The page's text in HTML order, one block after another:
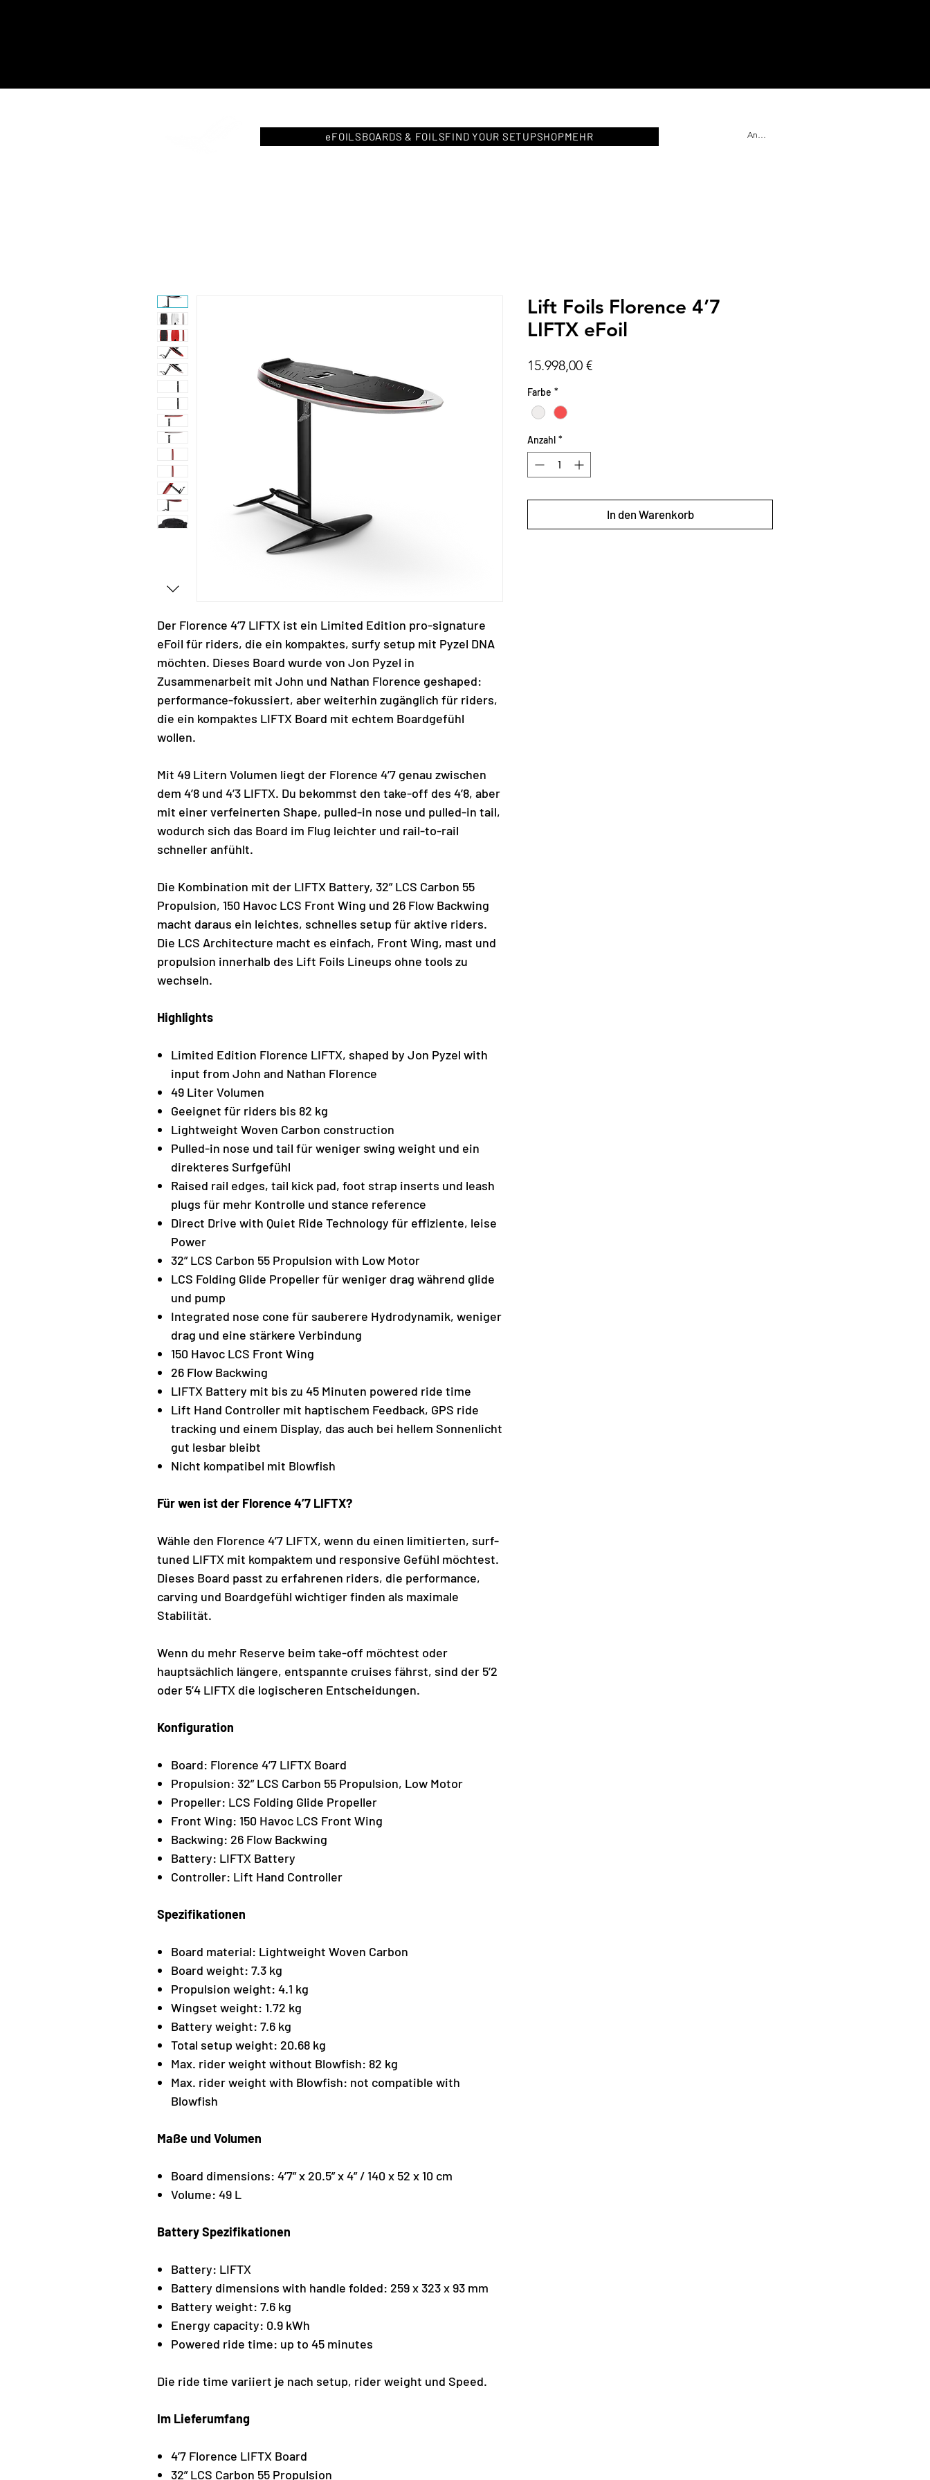
eFOILSBOARDS & FOILSFIND YOUR SETUPSHOPMEHR Anmelden
Der Florence 4’7 LIFTX ist ein Limited Edition pro-signature
eFoil für riders, die ein kompaktes, surfy setup mit Pyzel DNA
möchten. Dieses Board wurde von Jon Pyzel in
Zusammenarbeit mit John und Nathan Florence geshaped:
performance-fokussiert, aber weiterhin zugänglich für riders,
die ein kompaktes LIFTX Board mit echtem Boardgefühl
wollen.
Mit 49 Litern Volumen liegt der Florence 4’7 genau zwischen
dem 4’8 und 4’3 LIFTX. Du bekommst den take-off des 4’8, aber
mit einer verfeinerten Shape, pulled-in nose und pulled-in tail,
wodurch sich das Board im Flug leichter und rail-to-rail
schneller anfühlt.
Die Kombination mit der LIFTX Battery, 32” LCS Carbon 55
Propulsion, 150 Havoc LCS Front Wing und 26 Flow Backwing
macht daraus ein leichtes, schnelles setup für aktive riders.
Die LCS Architecture macht es einfach, Front Wing, mast und
propulsion innerhalb des Lift Foils Lineups ohne tools zu
wechseln.
Highlights
Limited Edition Florence LIFTX, shaped by Jon Pyzel with
input from John and Nathan Florence
49 Liter Volumen
Geeignet für riders bis 82 kg
Lightweight Woven Carbon construction
Pulled-in nose und tail für weniger swing weight und ein
direkteres Surfgefühl
Raised rail edges, tail kick pad, foot strap inserts und leash
plugs für mehr Kontrolle und stance reference
Direct Drive with Quiet Ride Technology für effiziente, leise
Power
32” LCS Carbon 55 Propulsion with Low Motor
LCS Folding Glide Propeller für weniger drag während glide
und pump
Integrated nose cone für sauberere Hydrodynamik, weniger
drag und eine stärkere Verbindung
150 Havoc LCS Front Wing
26 Flow Backwing
LIFTX Battery mit bis zu 45 Minuten powered ride time
Lift Hand Controller mit haptischem Feedback, GPS ride
tracking und einem Display, das auch bei hellem Sonnenlicht
gut lesbar bleibt
Nicht kompatibel mit Blowfish
Für wen ist der Florence 4’7 LIFTX?
Wähle den Florence 4’7 LIFTX, wenn du einen limitierten, surf-
tuned LIFTX mit kompaktem und responsive Gefühl möchtest.
Dieses Board passt zu erfahrenen riders, die performance,
carving und Boardgefühl wichtiger finden als maximale
Stabilität.
Wenn du mehr Reserve beim take-off möchtest oder
hauptsächlich längere, entspannte cruises fährst, sind der 5’2
oder 5’4 LIFTX die logischeren Entscheidungen.
Konfiguration
Board: Florence 4’7 LIFTX Board
Propulsion: 32” LCS Carbon 55 Propulsion, Low Motor
Propeller: LCS Folding Glide Propeller
Front Wing: 150 Havoc LCS Front Wing
Backwing: 26 Flow Backwing
Battery: LIFTX Battery
Controller: Lift Hand Controller
Spezifikationen
Board material: Lightweight Woven Carbon
Board weight: 7.3 kg
Propulsion weight: 4.1 kg
Wingset weight: 1.72 kg
Battery weight: 7.6 kg
Total setup weight: 20.68 kg
Max. rider weight without Blowfish: 82 kg
Max. rider weight with Blowfish: not compatible with
Blowfish
Maße und Volumen
Board dimensions: 4’7” x 20.5” x 4” / 140 x 52 x 10 cm
Volume: 49 L
Battery Spezifikationen
Battery: LIFTX
Battery dimensions with handle folded: 259 x 323 x 93 mm
Battery weight: 7.6 kg
Energy capacity: 0.9 kWh
Powered ride time: up to 45 minutes
Die ride time variiert je nach setup, rider weight und Speed.
Im Lieferumfang
4’7 Florence LIFTX Board
32” LCS Carbon 55 Propulsion
Lift Foils Florence 4’7
LIFTX eFoil
15.998,00 €Preis
Farbe *
Anzahl *
In den Warenkorb